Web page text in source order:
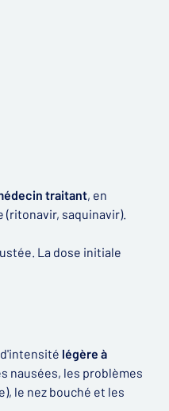
traitant, en
(ritonavir, saquinavir).
La dose initiale
légère à
nausées, les problèmes
le nez bouché et les